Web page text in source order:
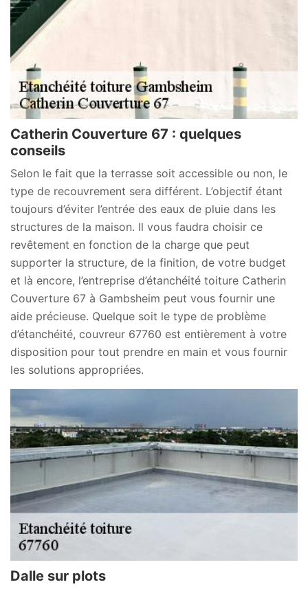
Catherin Couverture 67 : quelques
conseils
Selon le fait que la terrasse soit accessible ou non, le
type de recouvrement sera différent. L’objectif étant
toujours d’éviter l’entrée des eaux de pluie dans les
structures de la maison. Il vous faudra choisir ce
revêtement en fonction de la charge que peut
supporter la structure, de la finition, de votre budget
et là encore, l’entreprise d’étanchéité toiture Catherin
Couverture 67 à Gambsheim peut vous fournir une
aide précieuse. Quelque soit le type de problème
d’étanchéité, couvreur 67760 est entièrement à votre
disposition pour tout prendre en main et vous fournir
les solutions appropriées.
Dalle sur plots